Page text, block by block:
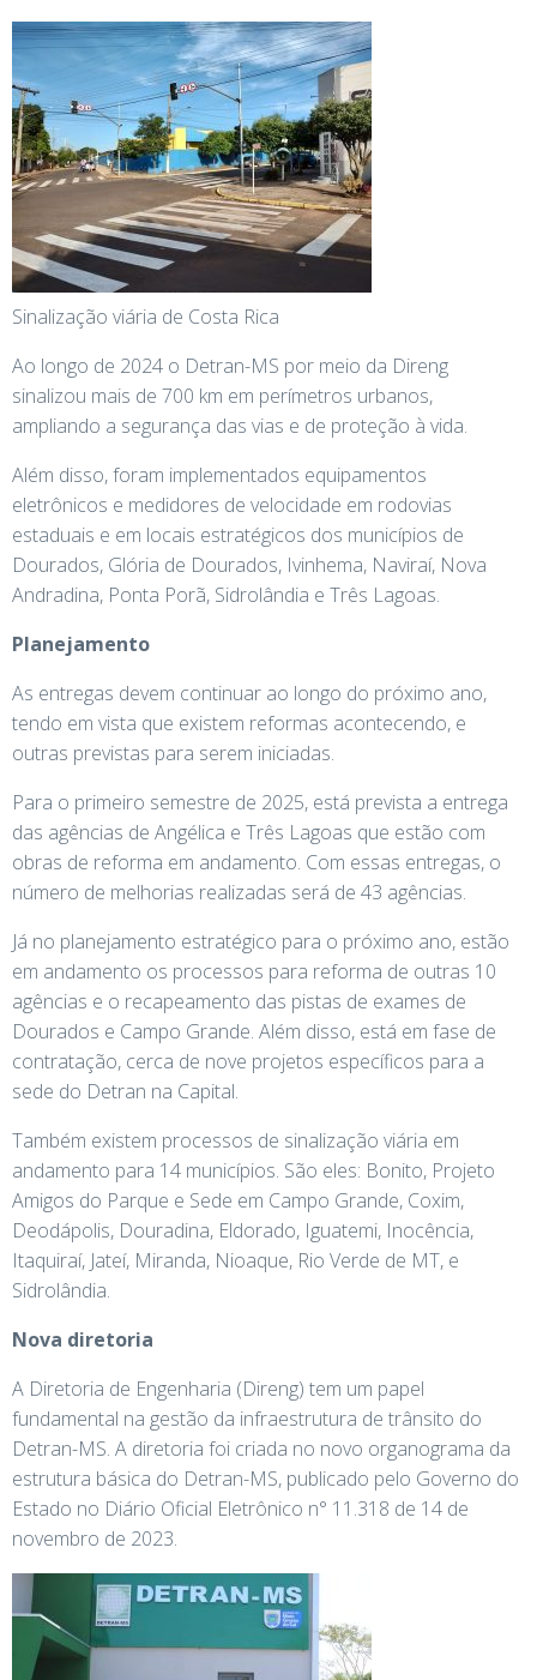
Sinalização viária de Costa Rica
Ao longo de 2024 o Detran-MS por meio da Direng
sinalizou mais de 700 km em perímetros urbanos,
ampliando a segurança das vias e de proteção à vida.
Além disso, foram implementados equipamentos
eletrônicos e medidores de velocidade em rodovias
estaduais e em locais estratégicos dos municípios de
Dourados, Glória de Dourados, Ivinhema, Naviraí, Nova
Andradina, Ponta Porã, Sidrolândia e Três Lagoas.
Planejamento
As entregas devem continuar ao longo do próximo ano,
tendo em vista que existem reformas acontecendo, e
outras previstas para serem iniciadas.
Para o primeiro semestre de 2025, está prevista a entrega
das agências de Angélica e Três Lagoas que estão com
obras de reforma em andamento. Com essas entregas, o
número de melhorias realizadas será de 43 agências.
Já no planejamento estratégico para o próximo ano, estão
em andamento os processos para reforma de outras 10
agências e o recapeamento das pistas de exames de
Dourados e Campo Grande. Além disso, está em fase de
contratação, cerca de nove projetos específicos para a
sede do Detran na Capital.
Também existem processos de sinalização viária em
andamento para 14 municípios. São eles: Bonito, Projeto
Amigos do Parque e Sede em Campo Grande, Coxim,
Deodápolis, Douradina, Eldorado, Iguatemi, Inocência,
Itaquiraí, Jateí, Miranda, Nioaque, Rio Verde de MT, e
Sidrolândia.
Nova diretoria
A Diretoria de Engenharia (Direng) tem um papel
fundamental na gestão da infraestrutura de trânsito do
Detran-MS. A diretoria foi criada no novo organograma da
estrutura básica do Detran-MS, publicado pelo Governo do
Estado no Diário Oficial Eletrônico n° 11.318 de 14 de
novembro de 2023.